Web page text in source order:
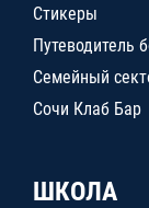
Стикеры
Путеводитель
Семейный
Сочи Клаб Бар
ШКОЛА